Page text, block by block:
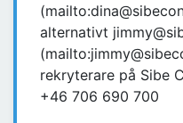
alternativt
rekryterare på Sibe
+46 706 690 700